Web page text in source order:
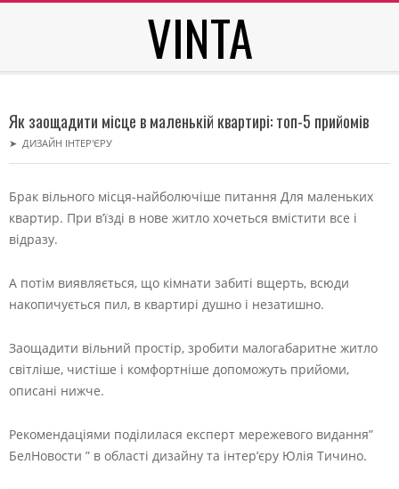
VINTA
Menu
Як заощадити місце в маленькій квартирі: топ-5 прийомів
➤ ДИЗАЙН ІНТЕР'ЄРУ
Брак вільного місця-найболючіше питання Для маленьких
квартир. При в’їзді в нове житло хочеться вмістити все і
відразу.
А потім виявляється, що кімнати забиті вщерть, всюди
накопичується пил, в квартирі душно і незатишно.
Заощадити вільний простір, зробити малогабаритне житло
світліше, чистіше і комфортніше допоможуть прийоми,
описані нижче.
Рекомендаціями поділилася експерт мережевого видання”
БелНовости ” в області дизайну та інтер’єру Юлія Тичино.